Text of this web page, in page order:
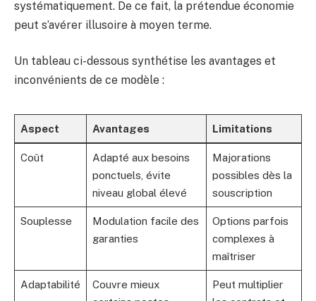
systématiquement. De ce fait, la prétendue économie
peut s’avérer illusoire à moyen terme.
Un tableau ci-dessous synthétise les avantages et
inconvénients de ce modèle :
Aspect Avantages Limitations
Coût
Adapté aux besoins
ponctuels, évite
niveau global élevé
Majorations
possibles dès la
souscription
Souplesse
Modulation facile des
garanties
Options parfois
complexes à
maîtriser
Adaptabilité
Couvre mieux
Peut multiplier